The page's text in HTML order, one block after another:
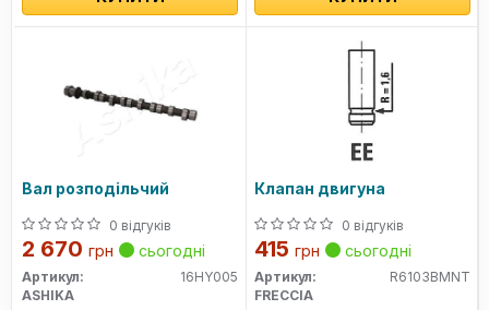
Вал розподільчий
0 відгуків
2 670 грн сьогодні
Артикул:
16HY005
ASHIKA
Клапан двигуна
0 відгуків
415 грн сьогодні
Артикул:
R6103BMNT
FRECCIA